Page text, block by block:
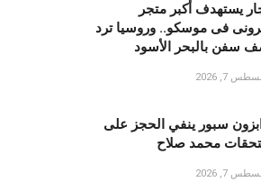
يستهدف أكبر متجر
فى موسكو.. وروسيا ترد
سفن بالبحر الأسود
7, 2026
سبور ينفي الحجز على
محمد صلاح
7, 2026